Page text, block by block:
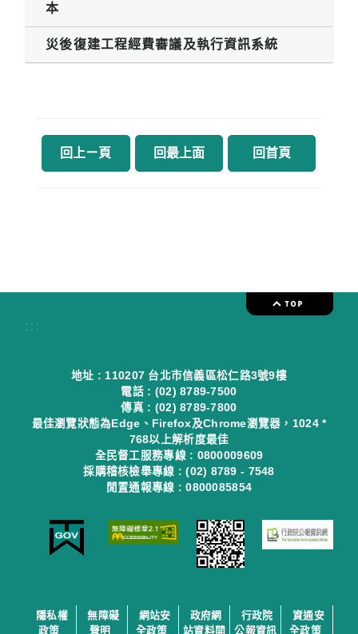
本
災後復建工程經費審議及執行資訊系統
回上ㄧ頁 回最上面 回首頁
:::
地址 : 110207 台北市信義區松仁路3號9樓
電話 : (02) 8789-7500
傳真 : (02) 8789-7800
最佳瀏覽狀態為Edge、Firefox及Chrome瀏覽器，1024 *
768以上解析度最佳
全民督工服務專線 : 0800009609
採購稽核檢舉專線 : (02) 8789 - 7548
閒置通報專線 : 0800085854
隱私權
政策
無障礙
聲明
網站安
全政策
政府網
站資料開
行政院
公報資訊
資通安
全政策